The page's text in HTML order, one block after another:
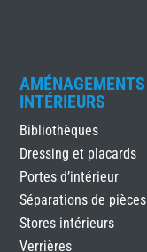
AMÉNAGEMENTS
INTÉRIEURS
Bibliothèques
Dressing et placards
Portes d’intérieur
Séparations de pièces
Stores intérieurs
Verrières